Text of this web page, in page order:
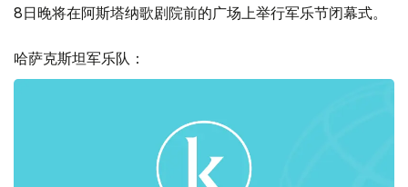
8日晚将在阿斯塔纳歌剧院前的广场上举行军乐节闭幕式。
哈萨克斯坦军乐队：